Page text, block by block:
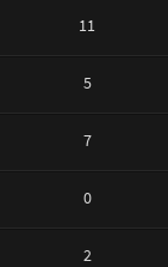
11
5
7
0
2